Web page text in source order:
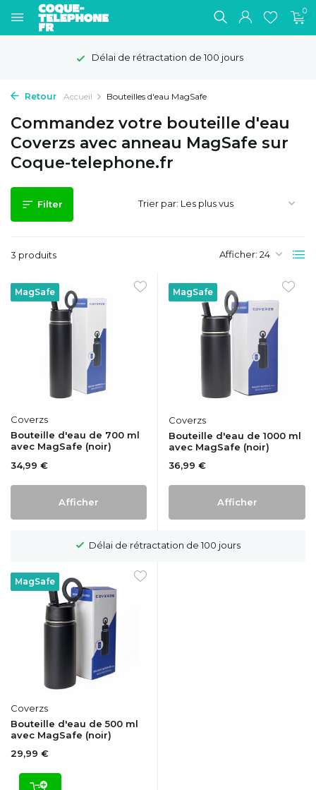
0
Délai de rétractation de 100 jours
Retour Accueil Bouteilles d'eau MagSafe
Commandez votre bouteille d'eau
Coverzs avec anneau MagSafe sur
Coque-telephone.fr
Filter
3 produits Afficher:
Trier par:
MagSafe
Coverzs
Bouteille d'eau de 700 ml
avec MagSafe (noir)
34,99 €
Afficher
MagSafe
Coverzs
Bouteille d'eau de 1000 ml
avec MagSafe (noir)
36,99 €
Afficher
Délai de rétractation de 100 jours
MagSafe
Coverzs
Bouteille d'eau de 500 ml
avec MagSafe (noir)
29,99 €